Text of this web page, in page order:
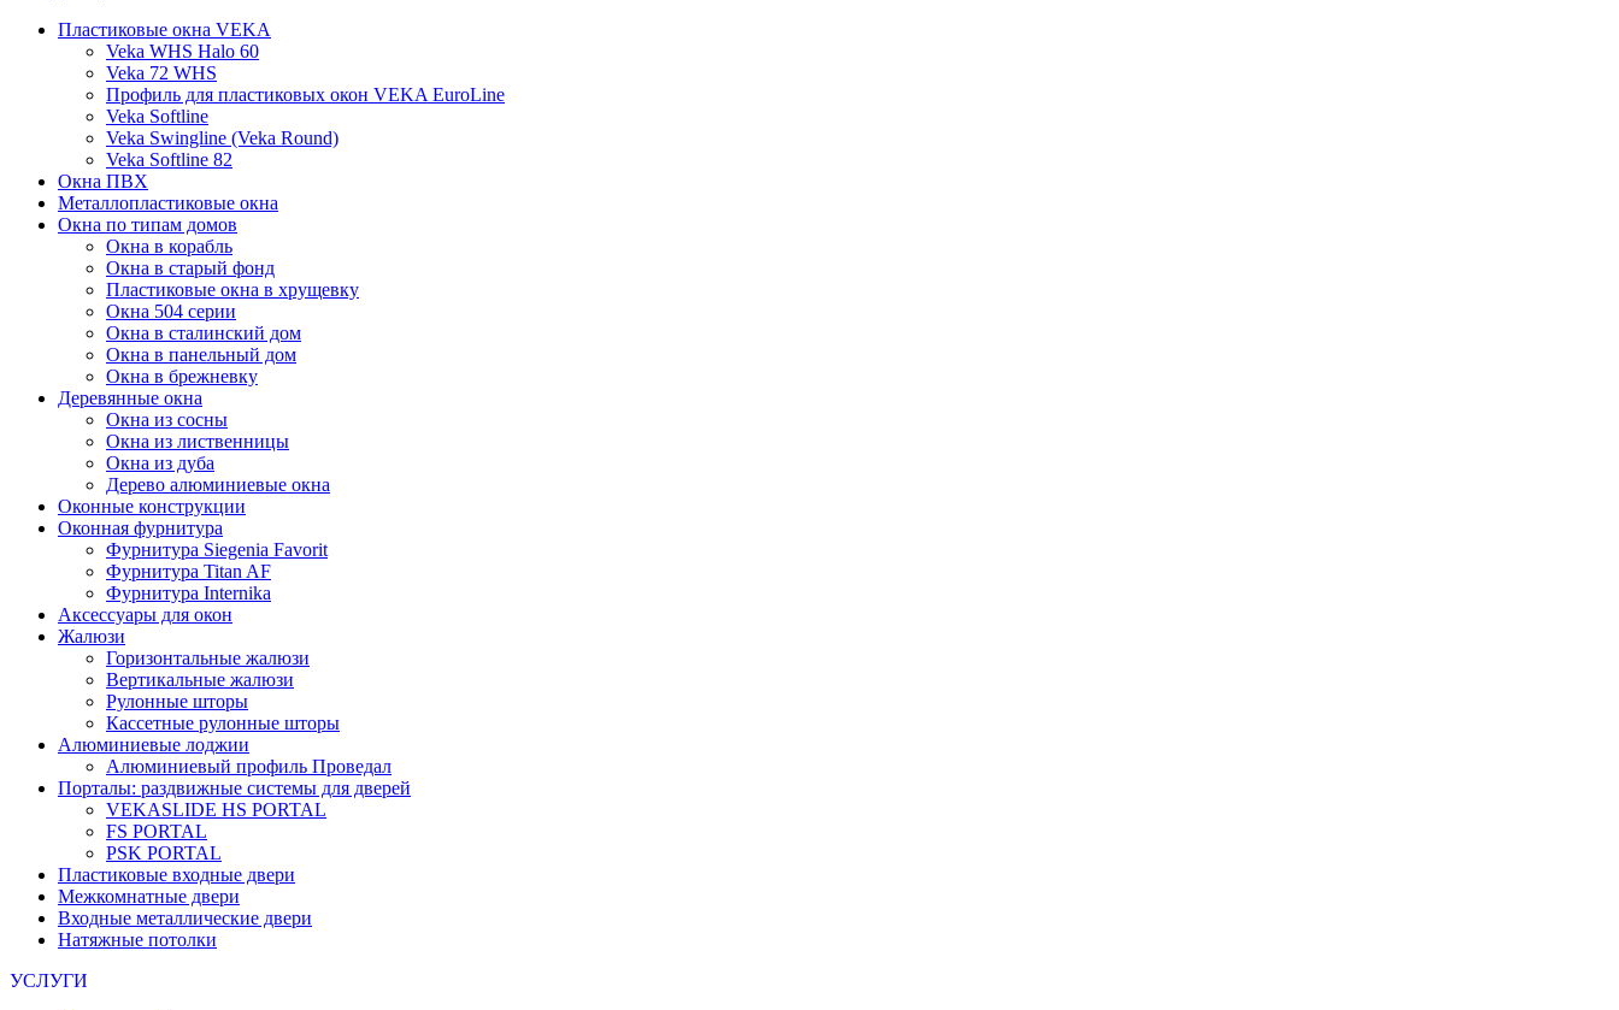
Пластиковые окна VEKA
Veka WHS Halo 60
Veka 72 WHS
Профиль для пластиковых окон VEKA EuroLine
Veka Softline
Veka Swingline (Veka Round)
Veka Softline 82
Окна ПВХ
Металлопластиковые окна
Окна по типам домов
Окна в корабль
Окна в старый фонд
Пластиковые окна в хрущевку
Окна 504 серии
Окна в сталинский дом
Окна в панельный дом
Окна в брежневку
Деревянные окна
Окна из сосны
Окна из лиственницы
Окна из дуба
Дерево алюминиевые окна
Оконные конструкции
Оконная фурнитура
Фурнитура Siegenia Favorit
Фурнитура Titan AF
Фурнитура Internika
Аксессуары для окон
Жалюзи
Горизонтальные жалюзи
Вертикальные жалюзи
Рулонные шторы
Кассетные рулонные шторы
Алюминиевые лоджии
Алюминиевый профиль Проведал
Порталы: раздвижные системы для дверей
VEKASLIDE HS PORTAL
FS PORTAL
PSK PORTAL
Пластиковые входные двери
Межкомнатные двери
Входные металлические двери
Натяжные потолки
УСЛУГИ